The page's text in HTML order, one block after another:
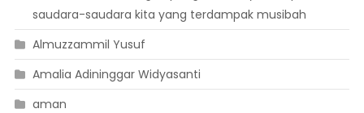
saudara-saudara kita yang terdampak musibah
Almuzzammil Yusuf
Amalia Adininggar Widyasanti
aman